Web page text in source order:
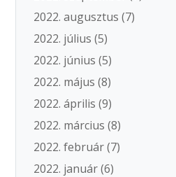
2022. augusztus (7)
2022. július (5)
2022. június (5)
2022. május (8)
2022. április (9)
2022. március (8)
2022. február(7)
2022. január(6)